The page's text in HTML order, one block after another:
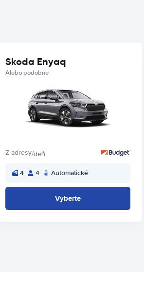
Skoda Enyaq
Alebo podobne
Z adresy/deň
4 4 Automatické
Vyberte